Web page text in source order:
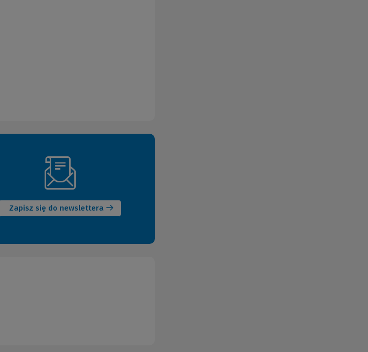
Zapisz się do newslettera
okno)